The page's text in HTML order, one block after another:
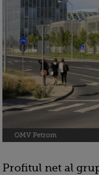
OMV Petrom
Profitul net al